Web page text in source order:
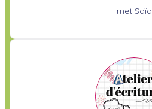
met Saïd